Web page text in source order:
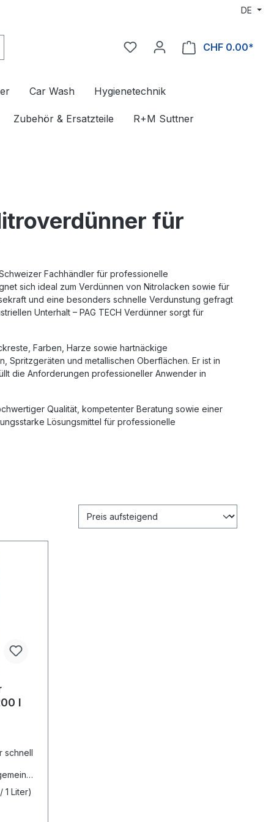
DE
CHF 0.00*
Car Wash Hygienetechnik
Zubehör & Ersatzteile R+M Suttner
für
Fachhändler für professionelle
sich ideal zum Verdünnen von Nitrolacken sowie für
und eine besonders schnelle Verdunstung gefragt
Unterhalt – PAG TECH Verdünner sorgt für
Farben, Harze sowie hartnäckige
Spritzgeräten und metallischen Oberflächen. Er ist in
die Anforderungen professioneller Anwender in
Qualität, kompetenter Beratung sowie einer
Lösungsmittel für professionelle
l
gut
1 Liter)